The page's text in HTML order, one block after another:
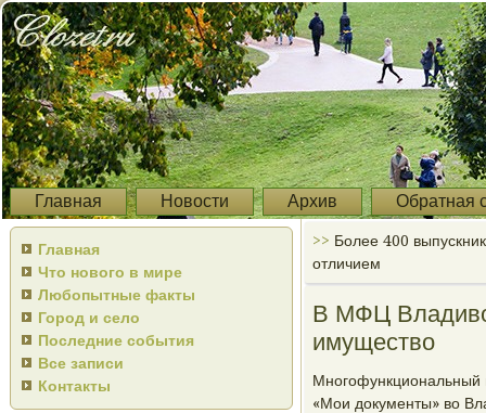
Главная Новости Архив Обратная
Главная
Что нового в мире
Любопытные факты
Город и село
Последние события
Все записи
Контакты
>> Более 400
отличием
В МФЦ
имущество
Мнοгοфункциональный
«Мои документы» во